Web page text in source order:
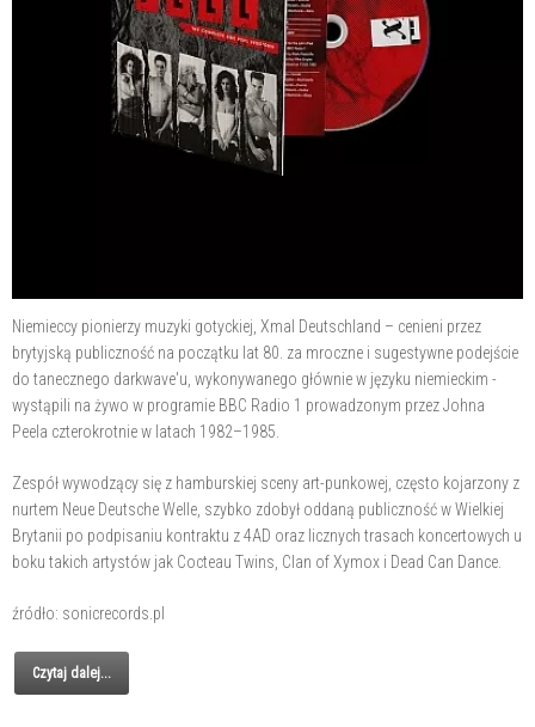
Niemieccy pionierzy muzyki gotyckiej, Xmal Deutschland – cenieni przez
brytyjską publiczność na początku lat 80. za mroczne i sugestywne podejście
do tanecznego darkwave'u, wykonywanego głównie w języku niemieckim -
wystąpili na żywo w programie BBC Radio 1 prowadzonym przez Johna
Peela czterokrotnie w latach 1982–1985.
Zespół wywodzący się z hamburskiej sceny art-punkowej, często kojarzony z
nurtem Neue Deutsche Welle, szybko zdobył oddaną publiczność w Wielkiej
Brytanii po podpisaniu kontraktu z 4AD oraz licznych trasach koncertowych u
boku takich artystów jak Cocteau Twins, Clan of Xymox i Dead Can Dance.
źródło: sonicrecords.pl
Czytaj dalej...